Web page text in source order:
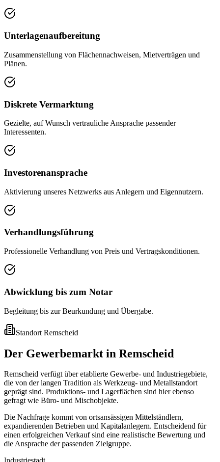
Unterlagenaufbereitung
Zusammenstellung von Flächennachweisen, Mietverträgen und
Plänen.
Diskrete Vermarktung
Gezielte, auf Wunsch vertrauliche Ansprache passender
Interessenten.
Investorenansprache
Aktivierung unseres Netzwerks aus Anlegern und Eigennutzern.
Verhandlungsführung
Professionelle Verhandlung von Preis und Vertragskonditionen.
Abwicklung bis zum Notar
Begleitung bis zur Beurkundung und Übergabe.
Standort Remscheid
Der Gewerbemarkt in Remscheid
Remscheid verfügt über etablierte Gewerbe- und Industriegebiete,
die von der langen Tradition als Werkzeug- und Metallstandort
geprägt sind. Produktions- und Lagerflächen sind hier ebenso
gefragt wie Büro- und Mischobjekte.
Die Nachfrage kommt von ortsansässigen Mittelständlern,
expandierenden Betrieben und Kapitalanlegern. Entscheidend für
einen erfolgreichen Verkauf sind eine realistische Bewertung und
die Ansprache der passenden Zielgruppe.